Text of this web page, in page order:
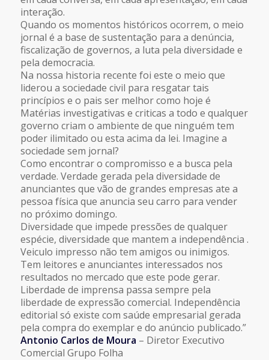
interação.
Quando os momentos históricos ocorrem, o meio
jornal é a base de sustentação para a denúncia,
fiscalização de governos, a luta pela diversidade e
pela democracia.
Na nossa historia recente foi este o meio que
liderou a sociedade civil para resgatar tais
princípios e o pais ser melhor como hoje é
Matérias investigativas e criticas a todo e qualquer
governo criam o ambiente de que ninguém tem
poder ilimitado ou esta acima da lei. Imagine a
sociedade sem jornal?
Como encontrar o compromisso e a busca pela
verdade. Verdade gerada pela diversidade de
anunciantes que vão de grandes empresas ate a
pessoa física que anuncia seu carro para vender
no próximo domingo.
Diversidade que impede pressões de qualquer
espécie, diversidade que mantem a independência .
Veiculo impresso não tem amigos ou inimigos.
Tem leitores e anunciantes interessados nos
resultados no mercado que este pode gerar.
Liberdade de imprensa passa sempre pela
liberdade de expressão comercial. Independência
editorial só existe com saúde empresarial gerada
pela compra do exemplar e do anúncio publicado.”
Antonio Carlos de Moura – Diretor Executivo
Comercial Grupo Folha